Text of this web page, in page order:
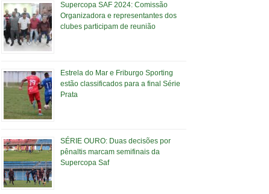
Supercopa SAF 2024: Comissão
Organizadora e representantes dos
clubes participam de reunião
Estrela do Mar e Friburgo Sporting
estão classificados para a final Série
Prata
SÉRIE OURO: Duas decisões por
pênaltis marcam semifinais da
Supercopa Saf